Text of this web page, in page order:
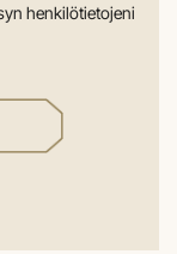
henkilötietojeni